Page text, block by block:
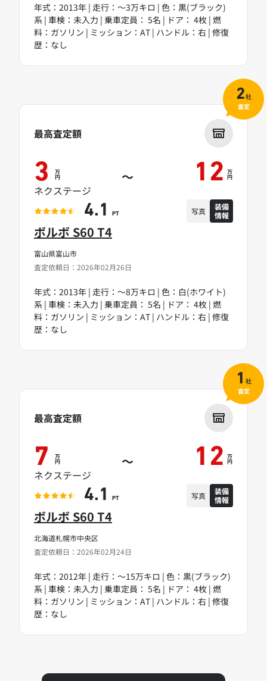
年式：2013年 | 走行：～3万キロ | 色：黒(ブラック)
系 | 車検：未入力 | 乗車定員： 5名 | ドア： 4枚 | 燃
料：ガソリン | ミッション：AT | ハンドル：右 | 修復
歴：なし
富山県富山市
査定依頼日：2026年02月26日
ボルボ S60 T4
年式：2013年 | 走行：～8万キロ | 色：白(ホワイト)
系 | 車検：未入力 | 乗車定員： 5名 | ドア： 4枚 | 燃
料：ガソリン | ミッション：AT | ハンドル：右 | 修復
歴：なし
最高査定額
3 万
円 ～ 12 万
円
ネクステージ
4.1 PT 写真
装備
情報
2社
査定
北海道札幌市中央区
査定依頼日：2026年02月24日
ボルボ S60 T4
年式：2012年 | 走行：～15万キロ | 色：黒(ブラック)
系 | 車検：未入力 | 乗車定員： 5名 | ドア： 4枚 | 燃
料：ガソリン | ミッション：AT | ハンドル：右 | 修復
歴：なし
最高査定額
7 万
円 ～ 12 万
円
ネクステージ
4.1 PT 写真
装備
情報
1 社
査定